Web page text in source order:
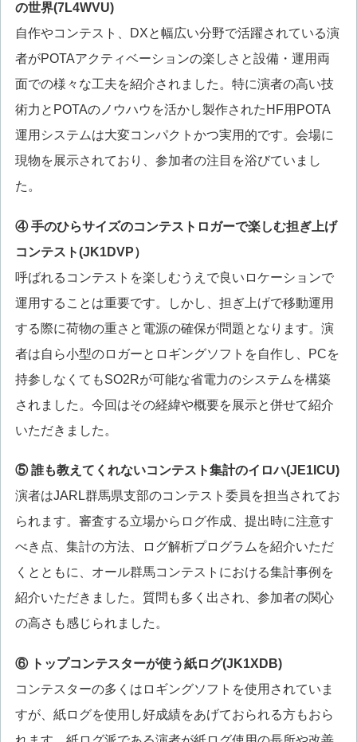
の世界(7L4WVU)
自作やコンテスト、DXと幅広い分野で活躍されている演
者がPOTAアクティベーションの楽しさと設備・運用両
面での様々な工夫を紹介されました。特に演者の高い技
術力とPOTAのノウハウを活かし製作されたHF用POTA
運用システムは大変コンパクトかつ実用的です。会場に
現物を展示されており、参加者の注目を浴びていまし
た。
④ 手のひらサイズのコンテストロガーで楽しむ担ぎ上げ
コンテスト(JK1DVP）
呼ばれるコンテストを楽しむうえで良いロケーションで
運用することは重要です。しかし、担ぎ上げで移動運用
する際に荷物の重さと電源の確保が問題となります。演
者は自ら小型のロガーとロギングソフトを自作し、PCを
持参しなくてもSO2Rが可能な省電力のシステムを構築
されました。今回はその経緯や概要を展示と併せて紹介
いただきました。
⑤ 誰も教えてくれないコンテスト集計のイロハ(JE1ICU)
演者はJARL群馬県支部のコンテスト委員を担当されてお
られます。審査する立場からログ作成、提出時に注意す
べき点、集計の方法、ログ解析プログラムを紹介いただ
くとともに、オール群馬コンテストにおける集計事例を
紹介いただきました。質問も多く出され、参加者の関心
の高さも感じられました。
⑥ トップコンテスターが使う紙ログ(JK1XDB)
コンテスターの多くはロギングソフトを使用されていま
すが、紙ログを使用し好成績をあげておられる方もおら